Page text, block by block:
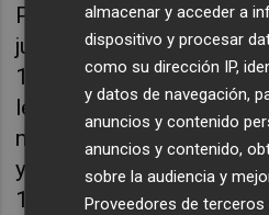
Puertollano, su llegada a
juventud, su oro en los
1992, aquel mítico
le puso en las carpetas
media España, su
y su ambicioso fichaje
1998, anticipando un
almacenar y acceder a
dispositivo y procesar
como su dirección IP,
y datos de navegación,
anuncios y contenido
anuncios y contenido,
sobre la audiencia y
Proveedores de terceros